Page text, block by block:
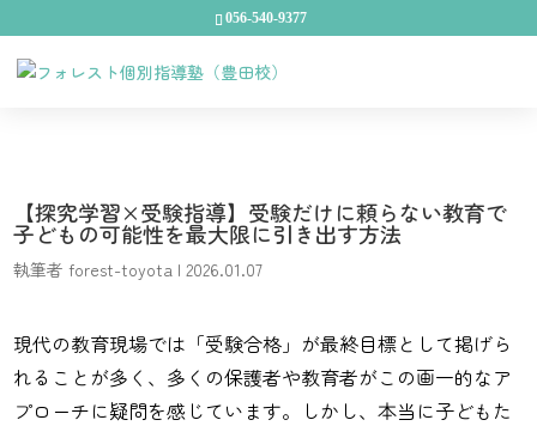
056-540-9377
【探究学習×受験指導】受験だけに頼らない教育で
子どもの可能性を最大限に引き出す方法
執筆者forest-toyota |2026.01.07
現代の教育現場では「受験合格」が最終目標として掲げら
れることが多く、多くの保護者や教育者がこの画一的なア
プローチに疑問を感じています。しかし、本当に子どもた